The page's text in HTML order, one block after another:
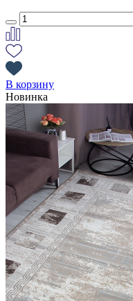
В корзину
Новинка